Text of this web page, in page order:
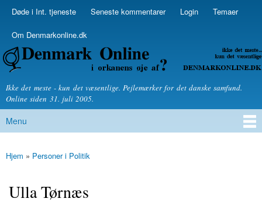
Skip to
Secondary menu
Døde i Int. tjeneste Seneste kommentarer Login Temaer
Om Denmarkonline.dk
Denmarkonline.dk - blognyheder om politik
Ikke det meste - kun det væsentlige. Pejlemærker for det danske samfund.
Online siden 31. juli 2005.
Main menu
Menu
You are here
Hjem » Personer i Politik
Ulla Tørnæs